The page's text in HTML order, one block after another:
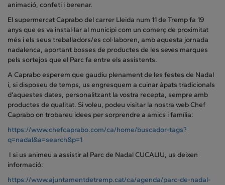
animació, confeti i berenar.
El supermercat Caprabo del carrer Lleida num 11 de Tremp fa 19
anys que es va instal·lar al municipi com un comerç de proximitat
més i els seus treballadors/es col·laboren, amb aquesta jornada
nadalenca, aportant bosses de productes de les seves marques
pels sortejos que el Parc fa entre els assistents.
A Caprabo esperem que gaudiu plenament de les festes de Nadal
i, si disposeu de temps, us engresquem a cuinar àpats tradicionals
d’aquestes dates, personalitzant la vostra recepta, sempre amb
productes de qualitat. Si voleu, podeu visitar la nostra web Chef
Caprabo on trobareu idees per sorprendre a amics i família:
https://www.chefcaprabo.com/ca/home/buscador-tags?
q=nadal&a=search&p=1
I si us animeu a assistir al Parc de Nadal CUCALIU, us deixen
informació:
https://www.ajuntamentdetremp.cat/ca/agenda/parc-de-nadal-